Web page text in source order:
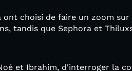
choisi de faire un zoom
tandis que Sephora et
et Ibrahim, d'interroger la